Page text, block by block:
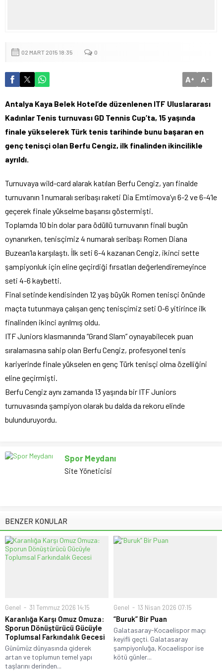
02 MART 2015 18:35 0
A+ A-
Antalya Kaya Belek Hotel’de düzenlenen ITF Uluslararası
Kadınlar Tenis turnuvası GD Tennis Cup’ta, 15 yaşında
finale yükselerek Türk tenis tarihinde bunu başaran en
genç tenisçi olan Berfu Cengiz, ilk finalinden ikincilikle
ayrıldı.
Turnuvaya wild-card alarak katılan Berfu Cengiz, yarı finalde
turnuvanın 1 numaralı seribaşı raketi Dia Emtimova’yı 6-2 ve 6-4’le
geçerek finale yükselme başarısı göstermişti.
Toplamda 10 bin dolar para ödüllü turnuvanın finali bugün
oynanırken, tenisçimiz 4 numaralı seribaşı Romen Diana
Buzean’la karşılaştı. İlk seti 6-4 kazanan Cengiz, ikinci sette
şampiyonluk için eline geçirdiği fırsatları değerlendiremeyince
seti 4-6 kaybetti.
Final setinde kendisinden 12 yaş büyük Romen tenisçi önünde
maçta tutunmaya çalışan genç tenisçimiz seti 0-6 yitirince ilk
finalinden ikinci ayrılmış oldu.
ITF Juniors klasmanında “Grand Slam” oynayabilecek puan
sıralamasına sahip olan Berfu Cengiz, profesyonel tenis
kariyerinde finale yükselen en genç Türk tenisçi olma özelliğini
eline geçirmişti.
Berfu Cengiz aynı zamanda 13 yaşında bir ITF Juniors
turnuvasında şampiyon olarak bu dalda da rekoru elinde
bulunduruyordu.
Spor Meydanı
Site Yöneticisi
BENZER KONULAR
Genel 31 Temmuz 2026 14:15
Karanlığa Karşı Omuz Omuza:
Sporun Dönüştürücü Gücüyle
Toplumsal Farkındalık Gecesi
Günümüz dünyasında giderek
artan ve toplumun temel yapı
taşlarını derinden...
Genel 13 Nisan 2026 07:15
“Buruk” Bir Puan
Galatasaray-Kocaelispor maçı
keyifli geçti. Galatasaray
şampiyonluğa, Kocaelispor ise
kötü günler...